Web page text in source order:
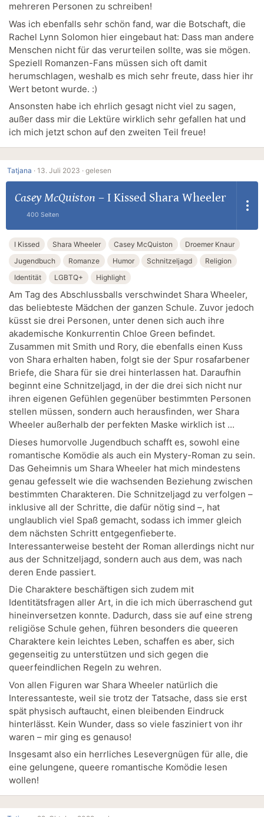
mehreren Personen zu schreiben!
Was ich ebenfalls sehr schön fand, war die Botschaft, die
Rachel Lynn Solomon hier eingebaut hat: Dass man andere
Menschen nicht für das verurteilen sollte, was sie mögen.
Speziell Romanzen-Fans müssen sich oft damit
herumschlagen, weshalb es mich sehr freute, dass hier ihr
Wert betont wurde. :)
Ansonsten habe ich ehrlich gesagt nicht viel zu sagen,
außer dass mir die Lektüre wirklich sehr gefallen hat und
ich mich jetzt schon auf den zweiten Teil freue!
Tatjana · 13. Juli 2023 · gelesen
Casey McQuiston – I Kissed Shara Wheeler
400 Seiten
I Kissed Shara Wheeler Casey McQuiston
Droemer Knaur
Jugendbuch
Romanze Humor Schnitzeljagd
Religion
Identität
LGBTQ+ Highlight
Am Tag des Abschlussballs verschwindet Shara Wheeler,
das beliebteste Mädchen der ganzen Schule. Zuvor jedoch
küsst sie drei Personen, unter denen sich auch ihre
akademische Konkurrentin Chloe Green befindet.
Zusammen mit Smith und Rory, die ebenfalls einen Kuss
von Shara erhalten haben, folgt sie der Spur rosafarbener
Briefe, die Shara für sie drei hinterlassen hat. Daraufhin
beginnt eine Schnitzeljagd, in der die drei sich nicht nur
ihren eigenen Gefühlen gegenüber bestimmten Personen
stellen müssen, sondern auch herausfinden, wer Shara
Wheeler außerhalb der perfekten Maske wirklich ist ...
Dieses humorvolle Jugendbuch schafft es, sowohl eine
romantische Komödie als auch ein Mystery-Roman zu sein.
Das Geheimnis um Shara Wheeler hat mich mindestens
genau gefesselt wie die wachsenden Beziehung zwischen
bestimmten Charakteren. Die Schnitzeljagd zu verfolgen –
inklusive all der Schritte, die dafür nötig sind –, hat
unglaublich viel Spaß gemacht, sodass ich immer gleich
dem nächsten Schritt entgegenfieberte.
Interessanterweise besteht der Roman allerdings nicht nur
aus der Schnitzeljagd, sondern auch aus dem, was nach
deren Ende passiert.
Die Charaktere beschäftigen sich zudem mit
Identitätsfragen aller Art, in die ich mich überraschend gut
hineinversetzen konnte. Dadurch, dass sie auf eine streng
religiöse Schule gehen, führen besonders die queeren
Charaktere kein leichtes Leben, schaffen es aber, sich
gegenseitig zu unterstützen und sich gegen die
queerfeindlichen Regeln zu wehren.
Von allen Figuren war Shara Wheeler natürlich die
Interessanteste, weil sie trotz der Tatsache, dass sie erst
spät physisch auftaucht, einen bleibenden Eindruck
hinterlässt. Kein Wunder, dass so viele fasziniert von ihr
waren – mir ging es genauso!
Insgesamt also ein herrliches Lesevergnügen für alle, die
eine gelungene, queere romantische Komödie lesen
wollen!